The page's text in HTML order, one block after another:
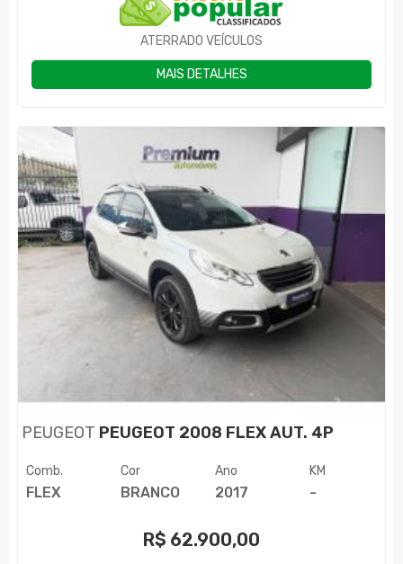
ATERRADO VEÍCULOS
MAIS DETALHES
PEUGEOT PEUGEOT 2008 FLEX AUT. 4P
Comb.
FLEX
Cor
BRANCO
Ano
2017
KM
-
R$ 62.900,00